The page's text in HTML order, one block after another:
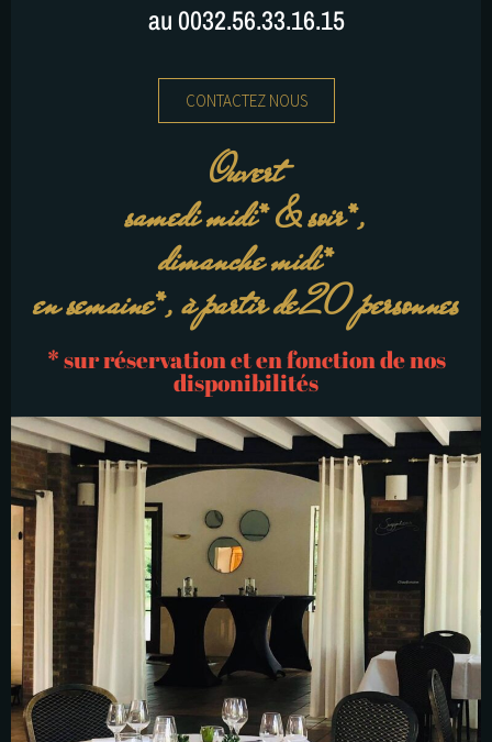
au 0032.56.33.16.15
CONTACTEZ NOUS
Ouvert
samedi midi* & soir*,
dimanche midi*
en semaine*, à partir de 20 personnes
* sur réservation et en fonction de nos
disponibilités